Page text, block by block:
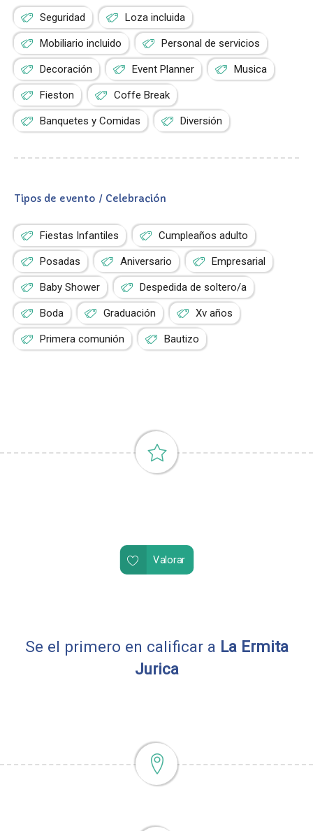
Seguridad Loza incluida
Mobiliario incluido Personal de servicios
Decoración Event Planner Musica
Fieston Coffe Break
Banquetes y Comidas Diversión
Tipos de evento / Celebración
Fiestas Infantiles Cumpleaños adulto
Posadas Aniversario Empresarial
Baby Shower Despedida de soltero/a
Boda Graduación Xv años
Primera comunión Bautizo
Valorar
Se el primero en calificar a La Ermita
Jurica